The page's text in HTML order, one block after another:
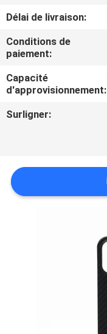
CONTRÔLE
DE
QUALITÉ
NOUS
NOUVELLES
Délai de livraison:
Conditions de
paiement:
Capacité
d'approvisionnement:
Surligner: